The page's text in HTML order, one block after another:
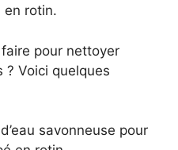
en rotin.
pour nettoyer
Voici quelques
savonneuse pour